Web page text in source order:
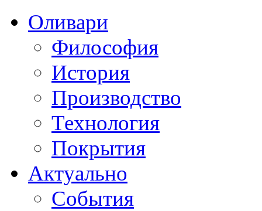
Оливари
Философия
История
Производство
Технология
Покрытия
Актуально
События